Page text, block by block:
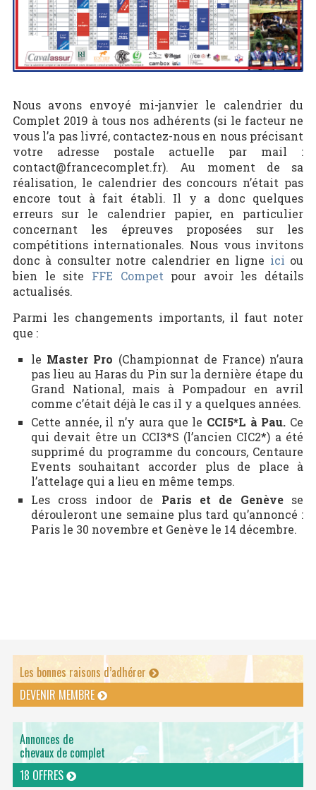
Nous avons envoyé mi-janvier le calendrier du
Complet 2019 à tous nos adhérents (si le facteur ne
vous l’a pas livré, contactez-nous en nous précisant
votre adresse postale actuelle par mail :
contact@francecomplet.fr). Au moment de sa
réalisation, le calendrier des concours n’était pas
encore tout à fait établi. Il y a donc quelques
erreurs sur le calendrier papier, en particulier
concernant les épreuves proposées sur les
compétitions internationales. Nous vous invitons
donc à consulter notre calendrier en ligne ici ou
bien le site FFE Competpour avoir les détails
actualisés.
Parmi les changements importants, il faut noter
que :
le Master Pro (Championnat de France) n’aura
pas lieu au Haras du Pin sur la dernière étape du
Grand National, mais à Pompadour en avril
comme c’était déjà le cas il y a quelques années.
Cette année, il n’y aura que le CCI5*L à Pau. Ce
qui devait être un CCI3*S (l’ancien CIC2*) a été
supprimé du programme du concours, Centaure
Events souhaitant accorder plus de place à
l’attelage qui a lieu en même temps.
Les cross indoor de Paris et de Genèvese
dérouleront une semaine plus tard qu’annoncé :
Paris le 30 novembre et Genève le 14 décembre.
Les bonnes raisons d’adhérer
DEVENIR MEMBRE
Annonces de
chevaux de complet
18 OFFRES